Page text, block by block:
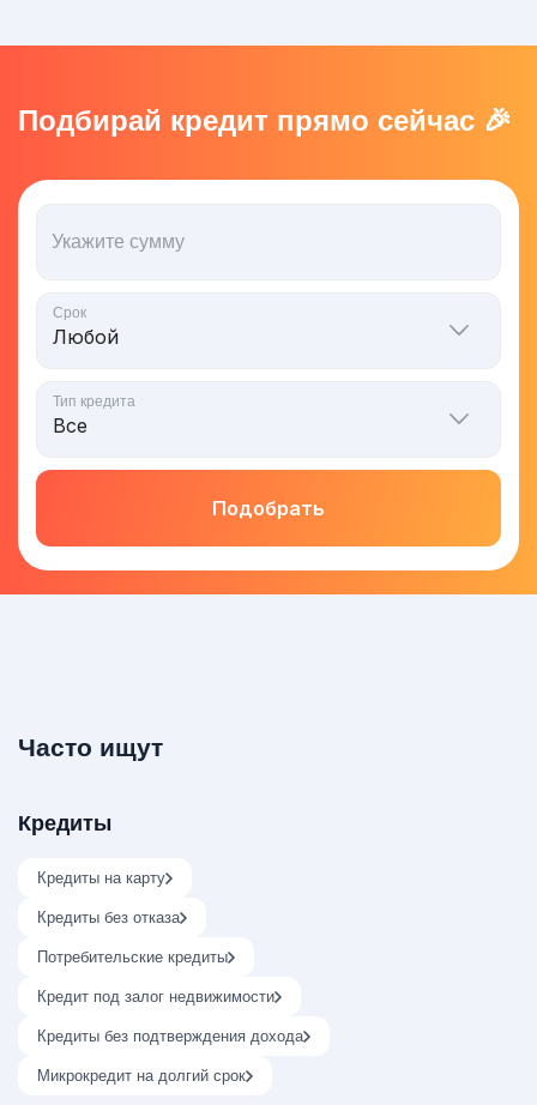
Подбирай кредит прямо сейчас 🎉
Укажите сумму
Срок
Тип кредита
Подобрать
Часто ищут
Кредиты
Кредиты на карту
Кредиты без отказа
Потребительские кредиты
Кредит под залог недвижимости
Кредиты без подтверждения дохода
Микрокредит на долгий срок